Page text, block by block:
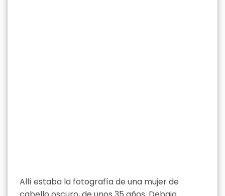
Allí estaba la fotografía de una mujer de